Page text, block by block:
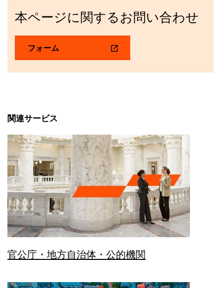
本ページに関するお問い合わせ
フォーム
関連サービス
官公庁・地方自治体・公的機関